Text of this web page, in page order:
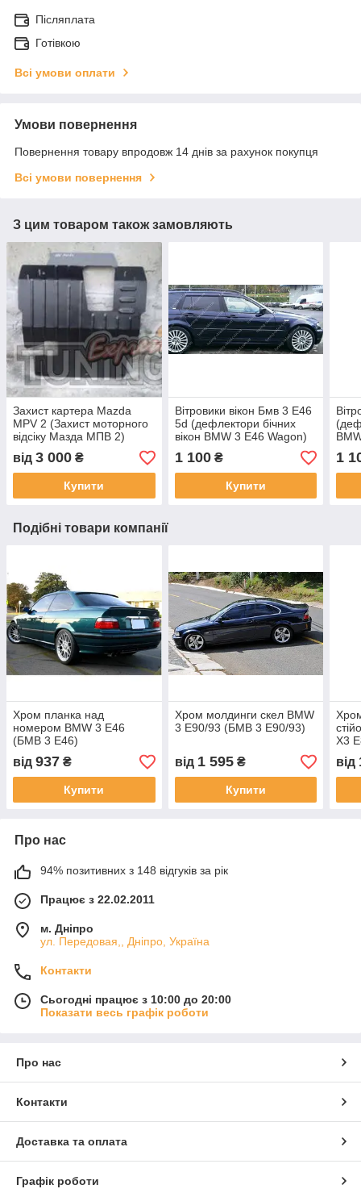
Післяплата
Готівкою
Всі умови оплати
Умови повернення
Повернення товару впродовж 14 днів за рахунок покупця
Всі умови повернення
З цим товаром також замовляють
Захист картера Mazda
MPV 2 (Захист моторного
відсіку Мазда МПВ 2)
від 3 000 ₴
Купити
Вітровики вікон Бмв 3 Е46
5d (дефлектори бічних
вікон BMW 3 E46 Wagon)
1 100₴
Купити
1
Подібні товари компанії
Хром планка над
номером BMW 3 E46
(БМВ 3 Е46)
від 937 ₴
Купити
Хром молдинги скел BMW
3 E90/93 (БМВ 3 Е90/93)
від 1 595₴
Купити
Х3
від
Про нас
94% позитивних з 148 відгуків за рік
Працює з 22.02.2011
м. Дніпро
ул. Передовая,, Дніпро, Україна
Контакти
Сьогодні працює з 10:00 до 20:00
Показати весь графік роботи
Про нас
Контакти
Доставка та оплата
Графік роботи